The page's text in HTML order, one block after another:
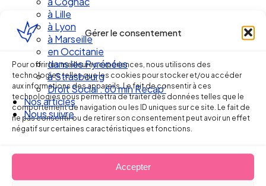
Gérer le consentement
Pour offrir les meilleures expériences, nous utilisons des
technologies telles que les cookies pour stocker et/ou accéder
aux informations des appareils. Le fait de consentir à ces
technologies nous permettra de traiter des données telles que le
comportement de navigation ou les ID uniques sur ce site. Le fait de
ne pas consentir ou de retirer son consentement peut avoir un effet
négatif sur certaines caractéristiques et fonctions.
Accepter
à Lille
à Lyon
à Marseille
en Occitanie
dans les Pyrénées
à Strasbourg
Droit Social : 60 min Recap’
Nos articles
Nous suivre
Ellipse Avocats
Réseau
de cabinets
d’avocats